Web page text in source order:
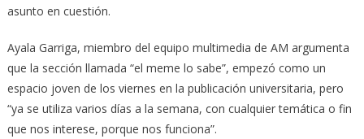
asunto en cuestión.
Ayala Garriga, miembro del equipo multimedia de AM argumenta
que la sección llamada “el meme lo sabe”, empezó como un
espacio joven de los viernes en la publicación universitaria, pero
“ya se utiliza varios días a la semana, con cualquier temática o fin
que nos interese, porque nos funciona”.